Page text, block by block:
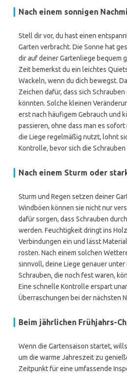
Nach einem sonnigen
Stell dir vor, du hast einen
Garten verbracht. Die Sonne hat
dir auf deiner Gartenliege bequem
Zeit bemerkst du ein leichtes
Wackeln, wenn du dich bewegst.
Zeichen dafür, dass sich
könnten. Solche kleinen
erst nach häufigem Gebrauch und
passieren, ohne dass man es
die Liege regelmäßig nutzt, lohnt
Kontrolle, bevor sich die
Nach einem Sturm oder
Sturm und Regen setzen deiner
Windböen können sie nicht nur
dafür sorgen, dass Schrauben
werden. Feuchtigkeit dringt ins
Verbindungen ein und lässt
rosten. Nach einem solchen
sinnvoll, deine Liege genauer unter
Schrauben, die noch fest waren,
Eine schnelle Kontrolle erspart
Überraschungen bei der nächsten
Beim jährlichen Frühjahrs-
Wenn die Gartensaison startet,
um die warme Jahreszeit zu
Zeitpunkt für eine umfassende